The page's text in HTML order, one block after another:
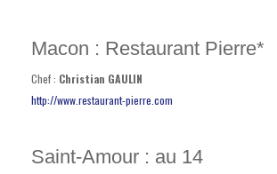
Macon : Restaurant Pierre*
Chef : Christian GAULIN
http://www.restaurant-pierre.com
Saint-Amour : au 14